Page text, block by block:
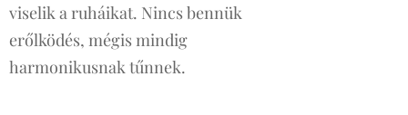
viselik a ruháikat. Nincs bennük
erőlködés, mégis mindig
harmonikusnak tűnnek.